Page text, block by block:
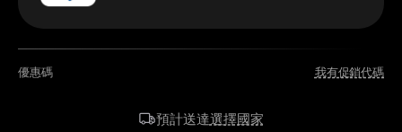
優惠碼 我有促銷代碼
預計送達選擇國家